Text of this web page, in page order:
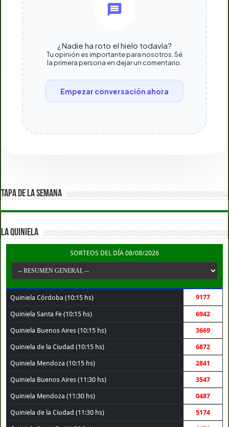
¿Nadie ha roto el hielo todavía?
Tu opinión es importante para nosotros. Sé
la primera persona en dejar un comentario.
Empezar conversación ahora
TAPA DE LA SEMANA
LA QUINIELA
SORTEOS DEL DÍA 08/08/2026
Quiniela Córdoba (10:15 hs) 9177
Quiniela Santa Fe (10:15 hs) 6942
Quiniela Buenos Aires (10:15 hs) 3669
Quiniela de la Ciudad (10:15 hs) 6872
Quiniela Mendoza (10:15 hs) 2841
Quiniela Buenos Aires (11:30 hs) 3547
Quiniela Mendoza (11:30 hs) 0487
Quiniela de la Ciudad (11:30 hs) 5174